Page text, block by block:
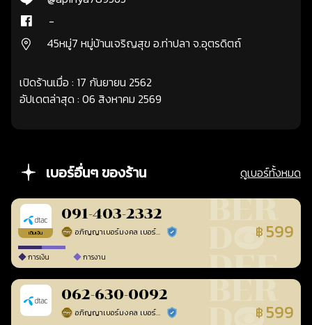
-
45หมู่7 หมู่บ้านเจริญสุข อ.ท่าปลา จ.อุตรดิตถ์
เปิดร้านเมื่อ : 17 กันยายน 2562
อัปเดตล่าสุด : 06 สิงหาคม 2569
เบอร์อื่นๆ ของร้าน ดูเบอร์ทั้งหมด
เติมเงิน
091-403-2332
อภิญญาเบอร์มงคล เบอร์สวยเลขศาสตร์ ร้านยืนยันแล้ว ฿ 599
การเงิน การงาน
062-630-0092
อภิญญาเบอร์มงคล เบอร์สวยเลขศาสตร์ ร้านยืนยันแล้ว ฿ 599